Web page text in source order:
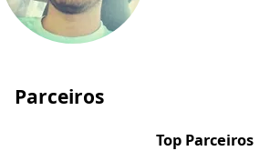
Parceiros
Top Parceiros